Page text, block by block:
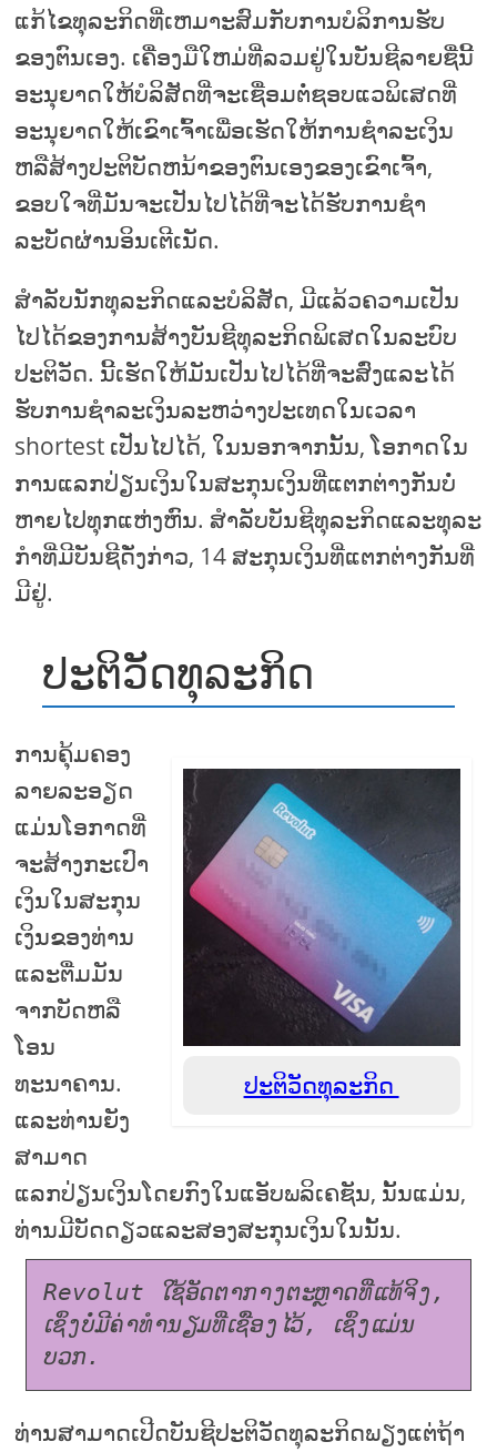
ແກ້ໄຂທຸລະກິດທີ່ເຫມາະສົມກັບການບໍລິການຮັບ
ຂອງຕົນເອງ. ເຄື່ອງມືໃຫມ່ທີ່ລວມຢູ່ໃນບັນຊີລາຍຊື່ນີ້
ອະນຸຍາດໃຫ້ບໍລິສັດທີ່ຈະເຊື່ອມຕໍ່ຊອບແວພິເສດທີ່
ອະນຸຍາດໃຫ້ເຂົາເຈົ້າເພື່ອເຮັດໃຫ້ການຊໍາລະເງິນ
ຫລືສ້າງປະຕິບັດຫນ້າຂອງຕົນເອງຂອງເຂົາເຈົ້າ,
ຂອບໃຈທີ່ມັນຈະເປັນໄປໄດ້ທີ່ຈະໄດ້ຮັບການຊໍາ
ລະບັດຜ່ານອິນເຕີເນັດ.
ສໍາລັບນັກທຸລະກິດແລະບໍລິສັດ, ມີແລ້ວຄວາມເປັນ
ໄປໄດ້ຂອງການສ້າງບັນຊີທຸລະກິດພິເສດໃນລະບົບ
ປະຕິວັດ. ນີ້ເຮັດໃຫ້ມັນເປັນໄປໄດ້ທີ່ຈະສົ່ງແລະໄດ້
ຮັບການຊໍາລະເງິນລະຫວ່າງປະເທດໃນເວລາ
shortest ເປັນໄປໄດ້, ໃນນອກຈາກນັ້ນ, ໂອກາດໃນ
ການແລກປ່ຽນເງິນໃນສະກຸນເງິນທີ່ແຕກຕ່າງກັນບໍ່
ຫາຍໄປທຸກແຫ່ງຫົນ. ສໍາລັບບັນຊີທຸລະກິດແລະທຸລະ
ກໍາທີ່ມີບັນຊີດັ່ງກ່າວ, 14 ສະກຸນເງິນທີ່ແຕກຕ່າງກັນທີ່
ມີຢູ່.
ປະຕິວັດທຸລະກິດ
ປະຕິວັດທຸລະກິດ
ການຄຸ້ມຄອງ
ລາຍລະອຽດ
ແມ່ນໂອກາດທີ່
ຈະສ້າງກະເປົາ
ເງິນໃນສະກຸນ
ເງິນຂອງທ່ານ
ແລະຕື່ມມັນ
ຈາກບັດຫລື
ໂອນ
ທະນາຄານ.
ແລະທ່ານຍັງ
ສາມາດ
ແລກປ່ຽນເງິນໂດຍກົງໃນແອັບພລິເຄຊັນ, ນັ້ນແມ່ນ,
ທ່ານມີບັດດຽວແລະສອງສະກຸນເງິນໃນນັ້ນ.
Revolut ໃຊ້ອັດຕາກາງຕະຫຼາດທີ່ແທ້ຈິງ,
ເຊິ່ງບໍ່ມີຄ່າທໍານຽມທີ່ເຊື່ອງໄວ້, ເຊິ່ງແມ່ນ
ບວກ.
ທ່ານສາມາດເປີດບັນຊີປະຕິວັດທຸລະກິດພຽງແຕ່ຖ້າ